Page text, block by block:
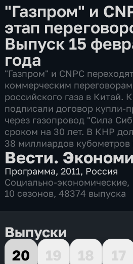
"Газпром" и
этап
Выпуск 15
года
"Газпром" и CNPC
коммерческим
российского газа в Китай.
подписали договор купли-
через газопровод "Сила
сроком на 30 лет. В КНР
38 миллиардов кубометров
Вести.
Программа,2011, Россия
Социально-экономические,
10 сезонов, 48374 выпуска
Выпуски
20
19 18 17